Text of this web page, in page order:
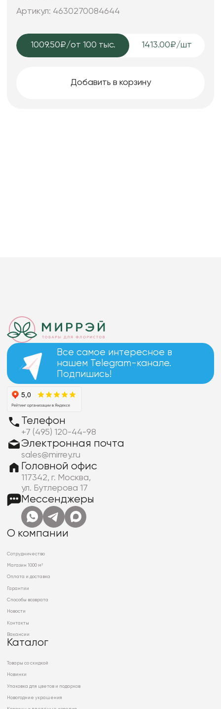
Артикул: 4630270084644
1009.50₽/от 100 тыс. 1413.00₽/шт
Добавить в корзину
Все самое интересное в
нашем Telegram-канале.
Подпишись!
Телефон
+7 (495) 120-44-98
Электронная почта
sales@mirrey.ru
Головной офис
117342, г. Москва,
ул. Бутлерова 17
Мессенджеры
О компании
Сотрудничество
Магазин 1000 м²
Оплата и доставка
Гарантии
Способы возврата
Новости
Контакты
Вакансии
Каталог
Товары со скидкой
Новинки
Упаковка для цветов и подарков
Новогодние украшения